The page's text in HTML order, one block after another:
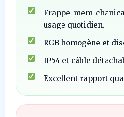
Frappe mem-
usage quotidien.
RGB homogène et
IP54 et câble
Excellent rapport